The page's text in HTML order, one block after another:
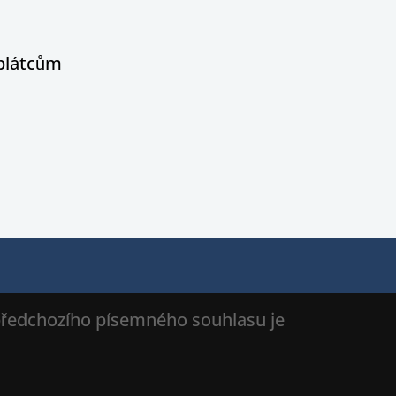
písemného souhlasu je